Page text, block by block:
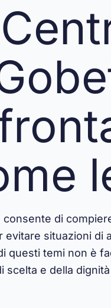
consente di
evitare situazioni di
questi temi non è
scelta e della